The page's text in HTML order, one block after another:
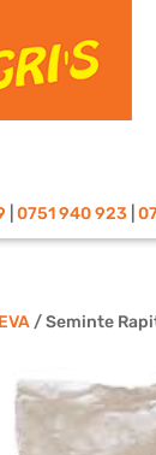
0751 940 923
/ Seminte